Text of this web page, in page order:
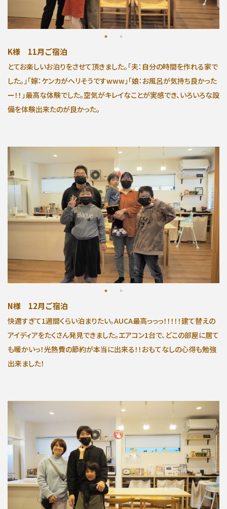
K様 11月ご宿泊
とてお楽しいお泊りをさせて頂きました。「夫：自分の時間を作れる家で
した。」「嫁：ケンカがヘリそうですwww」「娘：お風呂が気持ち良かった
ー！！」最高な体験でした。空気がキレイなことが実感でき、いろいろな設
備を体験出来たのが良かった。
N様 12月ご宿泊
快適すぎて1週間くらい泊まりたい。AUCA最高っっっ！！！！！建て替えの
アイディアをたくさん発見できました。エアコン1台で、どこの部屋に居て
も暖かいっ！光熱費の節約が本当に出来る！！おもてなしの心得も勉強
出来ました！